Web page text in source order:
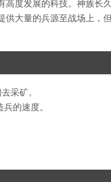
度发展的科技。神族长
供大量的兵源至战场上，
采矿。
的速度。